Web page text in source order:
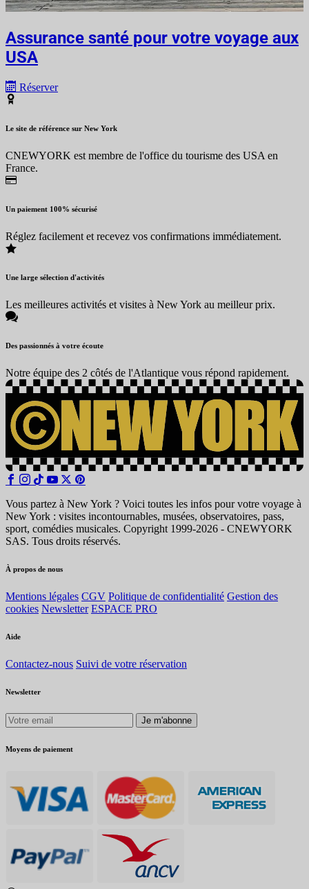
Assurance santé pour votre voyage aux
USA
Réserver
Le site de référence sur New York
CNEWYORK est membre de l'office du tourisme des USA en
France.
Un paiement 100% sécurisé
Réglez facilement et recevez vos confirmations immédiatement.
Une large sélection d'activités
Les meilleures activités et visites à New York au meilleur prix.
Des passionnés à votre écoute
Notre équipe des 2 côtés de l'Atlantique vous répond rapidement.
Vous partez à New York ? Voici toutes les infos pour votre voyage à
New York : visites incontournables, musées, observatoires, pass,
sport, comédies musicales. Copyright 1999-2026 - CNEWYORK
SAS. Tous droits réservés.
À propos de nous
Mentions légales CGV Politique de confidentialité Gestion des
cookies Newsletter ESPACE PRO
Aide
Contactez-nous Suivi de votre réservation
Newsletter
Je m'abonne
Moyens de paiement